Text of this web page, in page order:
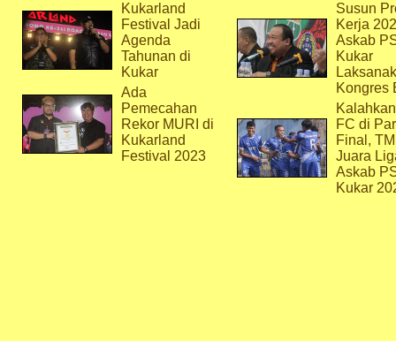
Kukarland
Festival Jadi
Agenda
Tahunan di
Kukar
Ada
Pemecahan
Rekor MURI di
Kukarland
Festival 2023
Susun
Kerja
Askab
Kukar
Kongres
FC di
Final,
Juara
Askab
Kukar